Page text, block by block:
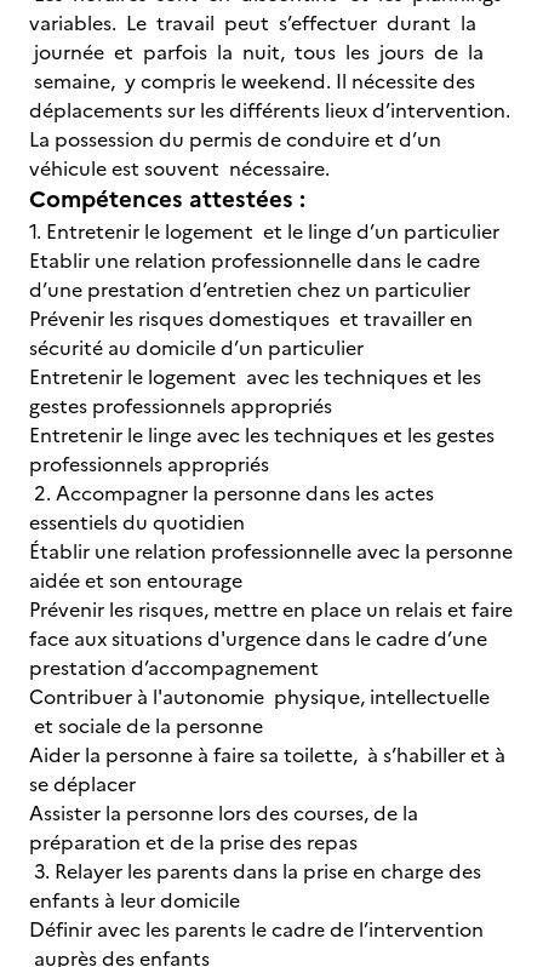
variables. Le travail peut s’effectuer durant la
journée et parfois la nuit, tous les jours de la
semaine, y compris le weekend. Il nécessite des
déplacements sur les différents lieux d’intervention.
La possession du permis de conduire et d’un
véhicule est souvent nécessaire.
Compétences attestées :
1. Entretenir le logement et le linge d’un particulier
Etablir une relation professionnelle dans le cadre
d’une prestation d’entretien chez un particulier
Prévenir les risques domestiques et travailler en
sécurité au domicile d’un particulier
Entretenir le logement avec les techniques et les
gestes professionnels appropriés
Entretenir le linge avec les techniques et les gestes
professionnels appropriés
2. Accompagner la personne dans les actes
essentiels du quotidien
Établir une relation professionnelle avec la personne
aidée et son entourage
Prévenir les risques, mettre en place un relais et faire
face aux situations d'urgence dans le cadre d’une
prestation d’accompagnement
Contribuer à l'autonomie physique, intellectuelle
et sociale de la personne
Aider la personne à faire sa toilette, à s’habiller et à
se déplacer
Assister la personne lors des courses, de la
préparation et de la prise des repas
3. Relayer les parents dans la prise en charge des
enfants à leur domicile
Définir avec les parents le cadre de l’intervention
auprès des enfants